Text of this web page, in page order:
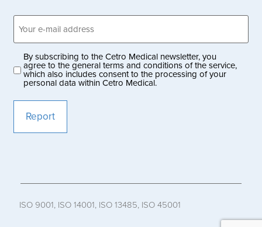
Email
address
Privacy
policy
By subscribing to the Cetro Medical newsletter, you
agree to the general terms and conditions of the service,
which also includes consent to the processing of your
personal data within Cetro Medical.
ISO 9001, ISO 14001, ISO 13485, ISO 45001